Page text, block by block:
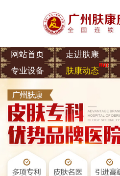
网站首页 走进肤康
专业设备
肤康动态